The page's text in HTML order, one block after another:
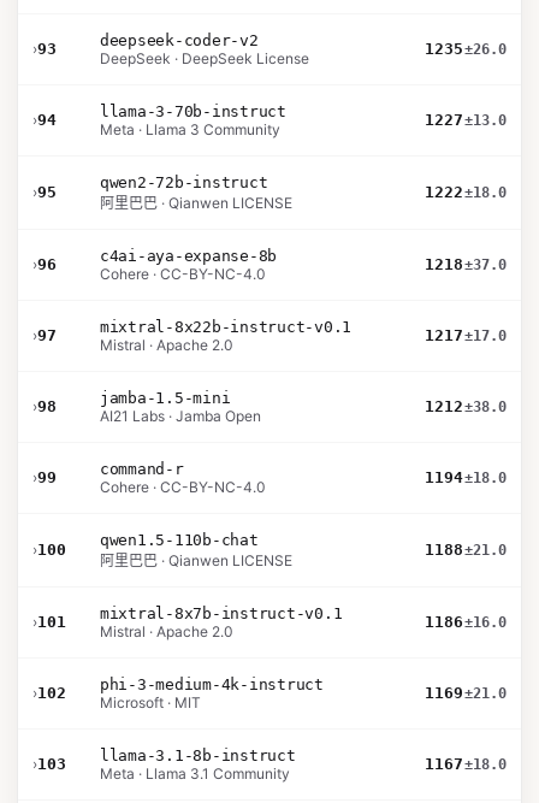
›93
deepseek-coder-v2
DeepSeek · DeepSeek License
1235±26.0
›94
llama-3-70b-instruct
Meta · Llama 3 Community
1227±13.0
›95
qwen2-72b-instruct
阿里巴巴 · Qianwen LICENSE
1222±18.0
›96
c4ai-aya-expanse-8b
Cohere · CC-BY-NC-4.0
1218±37.0
›97
mixtral-8x22b-instruct-v0.1
Mistral · Apache 2.0
1217±17.0
›98
jamba-1.5-mini
AI21 Labs · Jamba Open
1212±38.0
›99
command-r
Cohere · CC-BY-NC-4.0
1194±18.0
›100
qwen1.5-110b-chat
阿里巴巴 · Qianwen LICENSE
1188±21.0
›101
mixtral-8x7b-instruct-v0.1
Mistral · Apache 2.0
1186±16.0
›102
phi-3-medium-4k-instruct
Microsoft · MIT
1169±21.0
›103
llama-3.1-8b-instruct
Meta · Llama 3.1 Community
1167±18.0